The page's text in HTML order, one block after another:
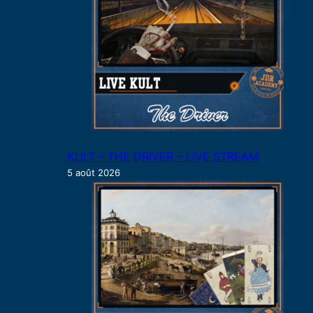
KULT – THE DRIVER – LIVE STREAM
5 août 2026